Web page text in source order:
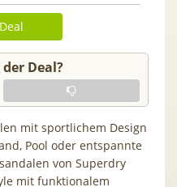
Deal?
mit sportlichem Design
Pool oder entspannte
von Superdry
mit funktionalem